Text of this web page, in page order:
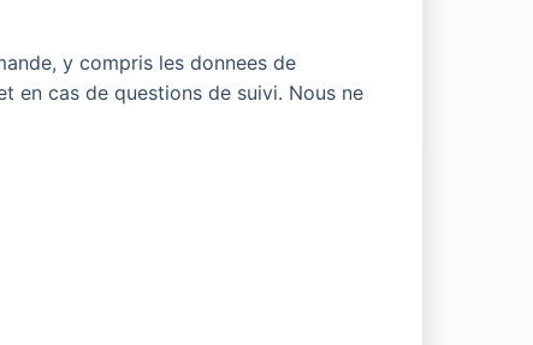
y compris les donnees de
en cas de questions de suivi. Nous ne